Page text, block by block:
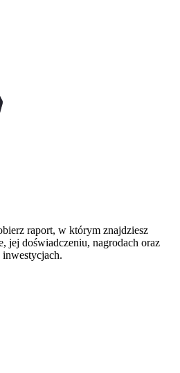
raport, w którym znajdziesz
jej doświadczeniu, nagrodach oraz